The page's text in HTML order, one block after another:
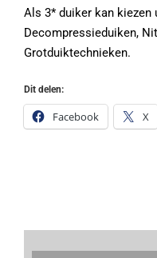
Als 3* duiker kan
Decompressieduiken,
Grotduiktechnieken.
Dit delen:
Facebook X